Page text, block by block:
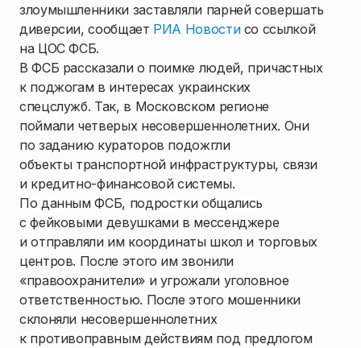
злоумышленники заставляли парней совершать
диверсии, сообщает РИА Новостисо ссылкой
на ЦОС ФСБ.
В ФСБ рассказали о поимке людей, причастных
к поджогам в интересах украинских
спецслужб. Так, в Московском регионе
поймали четверых несовершеннолетних. Они
по заданию кураторов подожгли
объекты транспортной инфраструктуры, связи
и кредитно-финансовой системы.
По данным ФСБ, подростки общались
с фейковыми девушками в мессенджере
и отправляли им координаты школ и торговых
центров. После этого им звонили
«правоохранители» и угрожали уголовное
ответственностью. После этого мошенники
склоняли несовершеннолетних
к противоправным действиям под предлогом